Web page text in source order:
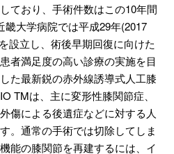
ており、手術件数はこの10年間
大学病院では平成29年(2017
設立し、術後早期回復に向けた
者満足度の高い診療の実施を目
た最新鋭の赤外線誘導式人工膝
TMは、主に変形性膝関節症、
傷による後遺症などに対する人
。通常の手術では切除してしま
能の膝関節を再建するには、イ